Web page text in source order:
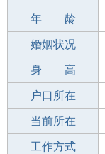
性 别
年 龄
出生年月
婚姻状况
学 历
身 高
毕业学校
户口所在
所学专业
当前所在
工作经验
工作方式